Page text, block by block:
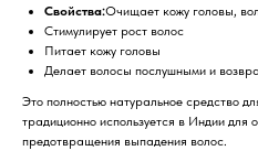
Свойства:Очищает кожу головы,
Cтимулирует рост волос
Питает кожу головы
Делает волосы послушными и
Это полностью натуральное средство
традиционно используется в Индии для
предотвращения выпадения волос.